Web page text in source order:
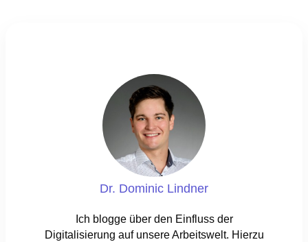
Dr. Dominic Lindner
Ich blogge über den Einfluss der
Digitalisierung auf unsere Arbeitswelt. Hierzu